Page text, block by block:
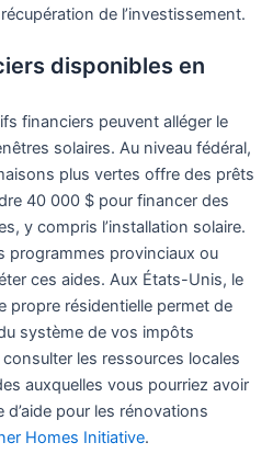
de l’investissement.
disponibles en
financiers peuvent alléger le
solaires. Au niveau fédéral,
plus vertes offre des prêts
40 000 $ pour financer des
y compris l’installation solaire.
programmes provinciaux ou
ces aides. Aux États-Unis, le
propre résidentielle permet de
système de vos impôts
les ressources locales
auxquelles vous pourriez avoir
pour les rénovations
Homes Initiative.